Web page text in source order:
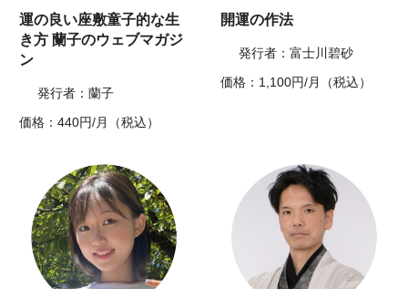
運の良い座敷童子的な生
き方 蘭子のウェブマガジ
ン
発行者：蘭子
価格：440円/月（税込）
開運の作法
発行者：富士川碧砂
価格：1,100円/月（税込）